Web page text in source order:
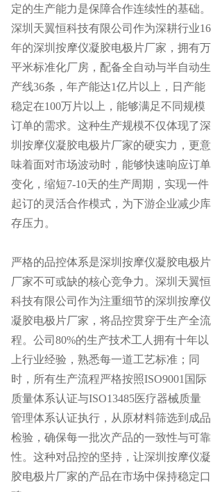
定的生产能力是保障合作连续性的基础。
深圳天翼恒科技有限公司作为深耕行业16
年的深圳按摩仪凝胶电极片厂家，拥有万
平米标准化厂房，配备全自动与半自动生
产线36条，年产能达1亿片以上，日产能
稳定在100万片以上，能够满足不同规模
订单的需求。这种生产规模不仅体现了深
圳按摩仪凝胶电极片厂家的硬实力，更意
味着面对市场波动时，能够快速响应订单
变化，缩短7-10天的生产周期，实现一件
起订的灵活合作模式，为下游企业减少库
存压力。
严格的品控体系是深圳按摩仪凝胶电极片
厂家不可或缺的核心竞争力。深圳天翼恒
科技有限公司作为注重细节的深圳按摩仪
凝胶电极片厂家，将品控贯穿于生产全流
程。公司 80%的生产技术工人拥有十年以
上行业经验，熟悉每一道工艺标准；同
时，所有生产流程严格按照ISO9001国际
质量体系认证与ISO13485医疗器械质量
管理体系认证执行，从原材料筛选到成品
检验，确保每一批次产品的一致性与可靠
性。这种对品控的坚持，让深圳按摩仪凝
胶电极片厂家的产品在市场中保持稳定口